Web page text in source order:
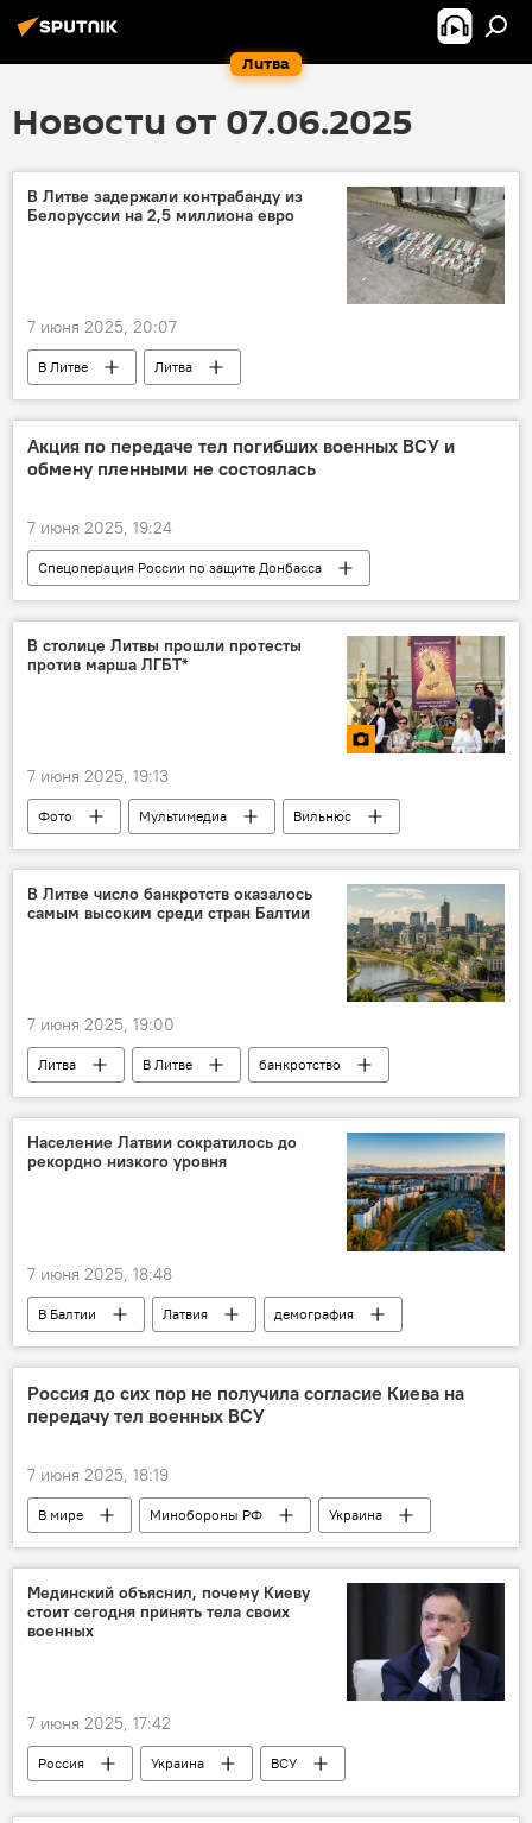
Литва
Новости от 07.06.2025
В Литве задержали контрабанду из
Белоруссии на 2,5 миллиона евро
7 июня 2025, 20:07
В Литве
Литва
контрабанда сигарет
Белоруссия
Акция по передаче тел погибших военных ВСУ и
обмену пленными не состоялась
7 июня 2025, 19:24
Спецоперация России по защите Донбасса
Минобороны РФ
Россия
Украина
ВСУ
В столице Литвы прошли протесты
против марша ЛГБТ*
7 июня 2025, 19:13
Фото Мультимедиа
Вильнюс
протест
акция протеста
парад ЛГБТ в Вильнюсе
В Литве число банкротств оказалось
самым высоким среди стран Балтии
7 июня 2025, 19:00
Литва В Литве
банкротство
Латвия
Эстония
Европа
экономика
Экономика
Население Латвии сократилось до
рекордно низкого уровня
7 июня 2025, 18:48
В Балтии Латвия
демография
демографический кризис
население
Россия до сих пор не получила согласие Киева на
передачу тел военных ВСУ
7 июня 2025, 18:19
В мире Минобороны РФ
Украина
Россия
ВСУ
Спецоперация России по защите Донбасса
Мединский объяснил, почему Киеву
стоит сегодня принять тела своих
военных
7 июня 2025, 17:42
Россия Украина
ВСУ
В мире